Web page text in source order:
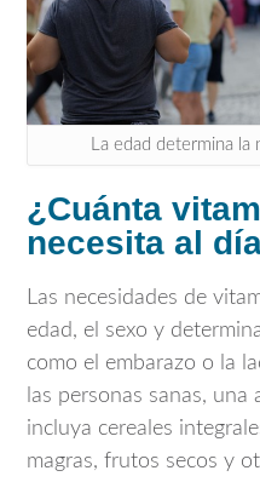
La edad determina
¿Cuánta
necesita al
Las necesidades de
edad, el sexo y
como el embarazo o la
las personas sanas,
incluya cereales
magras, frutos secos y